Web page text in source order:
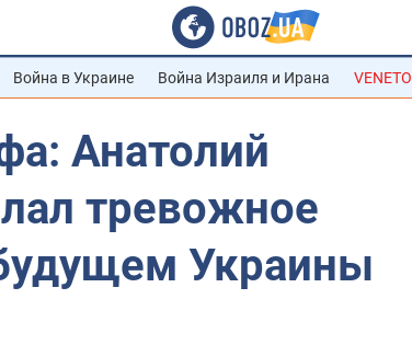
Война в Украине Война Израиля и Ирана VENETO
Анатолий
тревожное
Украины